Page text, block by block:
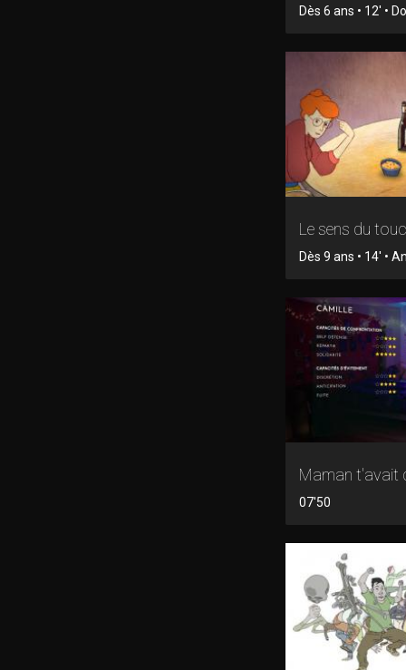
Dès 6 ans • 12' •
Le sens du
Dès 9 ans • 14' •
Maman t'avait
07'50